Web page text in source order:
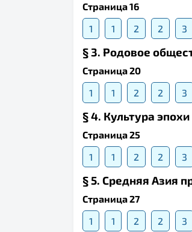
Страница 16
1
1 2 2 3
§ 3. Родовое
Страница 20
1
1 2 2 3
§ 4. Культура
Страница 25
1
1 2 2 3
§ 5. Средняя Азия
Страница 27
1
1 2 2 3